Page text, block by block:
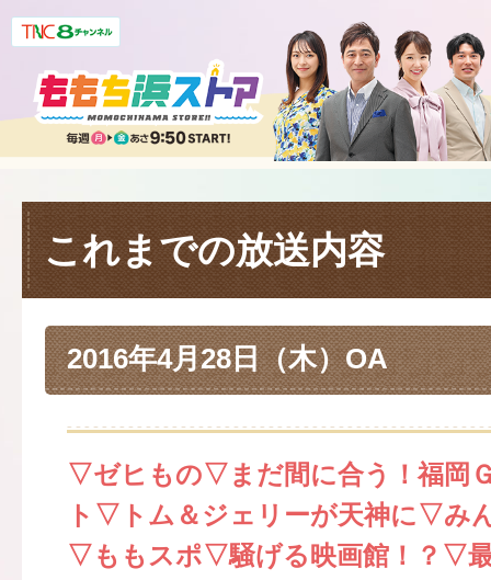
これまでの放送内容
2016年4月28日（木）OA
▽ゼヒもの▽まだ間に合う！福岡
ト▽トム＆ジェリーが天神に▽み
▽ももスポ▽騒げる映画館！？▽